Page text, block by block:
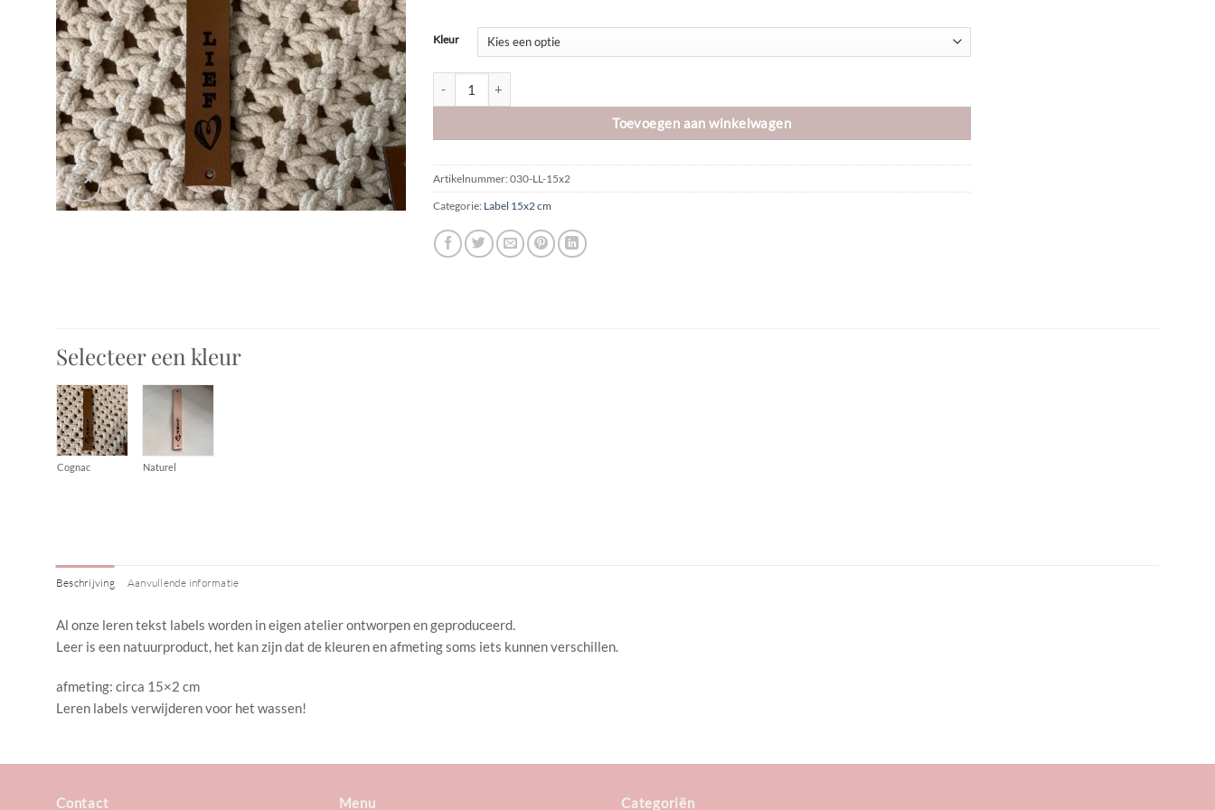
Kleur
Toevoegen aan winkelwagen
Artikelnummer:030-LL-15x2
Categorie: Label 15x2 cm
Selecteer een kleur
Cognac Naturel
Beschrijving Aanvullende informatie
Al onze leren tekst labels worden in eigen atelier ontworpen en geproduceerd.
Leer is een natuurproduct, het kan zijn dat de kleuren en afmeting soms iets kunnen verschillen.
afmeting: circa 15×2 cm
Leren labels verwijderen voor het wassen!
Contact Menu Categoriën